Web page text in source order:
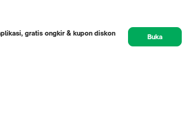
gratis ongkir & kupon diskon
Buka